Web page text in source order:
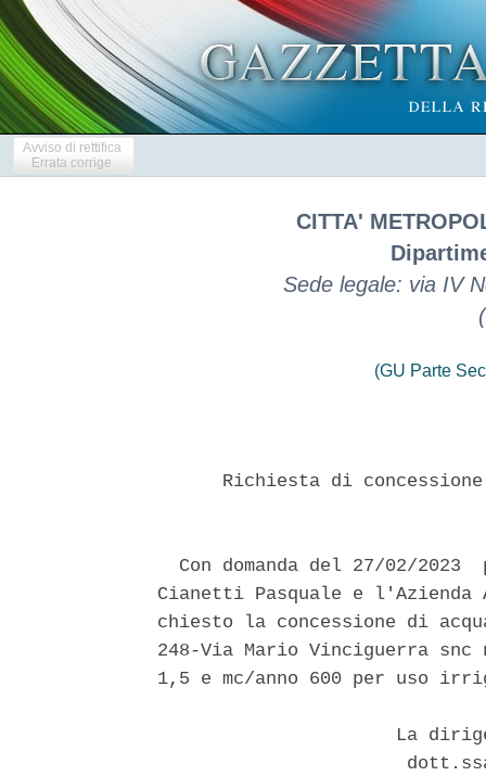
Avviso di rettifica
Errata corrige
CITTA'
Sede legale: via IV
(GU Parte
Richiesta di
Con domanda del 27/02/2023
Cianetti Pasquale e
chiesto la concessione di
248-Via Mario Vinciguerra
1,5 e mc/anno 600 per uso
La